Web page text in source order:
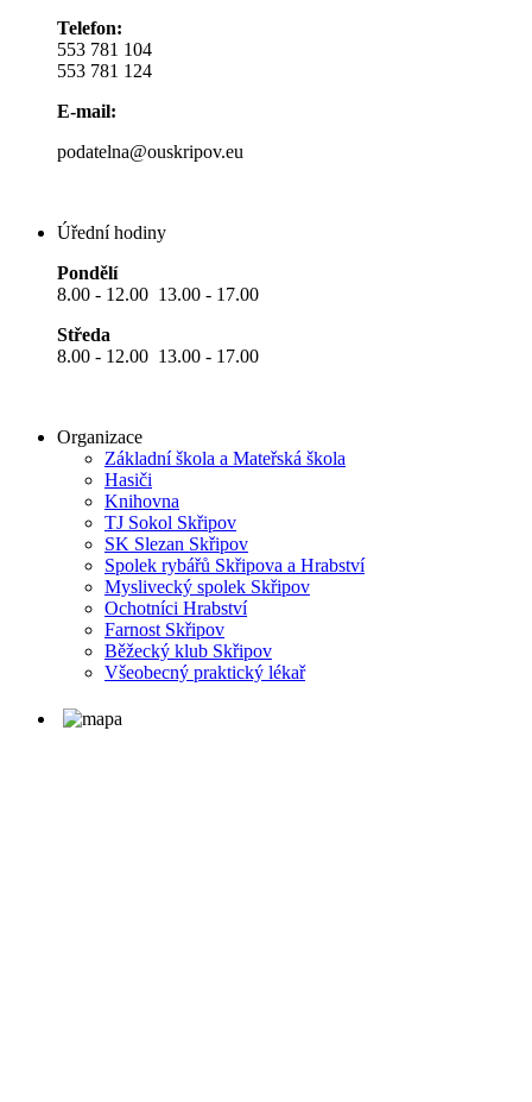
Telefon:
553 781 104
553 781 124
E-mail:
podatelna@ouskripov.eu
Úřední hodiny
Pondělí
8.00 - 12.00 13.00 - 17.00
Středa
8.00 - 12.00 13.00 - 17.00
Organizace
Základní škola a Mateřská škola
Hasiči
Knihovna
TJ Sokol Skřipov
SK Slezan Skřipov
Spolek rybářů Skřipova a Hrabství
Myslivecký spolek Skřipov
Ochotníci Hrabství
Farnost Skřipov
Běžecký klub Skřipov
Všeobecný praktický lékař